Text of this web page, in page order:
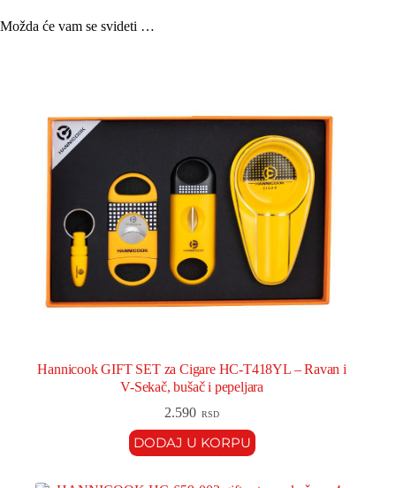
Možda će vam se svideti …
Hannicook GIFT SET za Cigare HC-T418YL – Ravan i
V-Sekač, bušač i pepeljara
2.590 RSD
DODAJ U KORPU